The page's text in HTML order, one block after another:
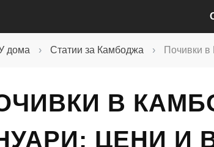
дома › Статии за Камбоджа › Почивки
В
ЦЕНИ И